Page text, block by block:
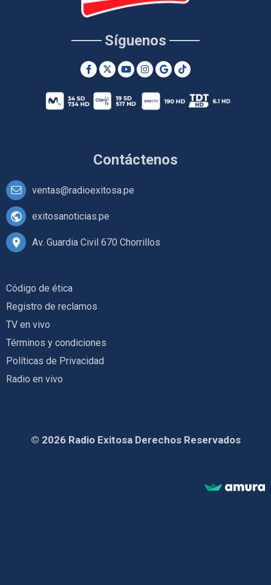
Contáctenos
ventas@radioexitosa.pe
exitosanoticias.pe
Av. Guardia Civil 670 Chorrillos
Síguenos
Código de ética
Registro de reclamos
TV en vivo
Términos y condiciones
Políticas de Privacidad
Radio en vivo
© 2026 Radio Exitosa Derechos Reservados